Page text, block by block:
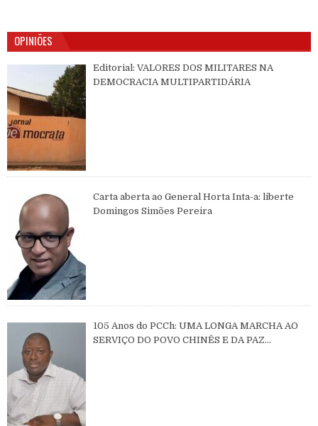
OPINIÕES
Editorial: VALORES DOS MILITARES NA
DEMOCRACIA MULTIPARTIDÁRIA
Carta aberta ao General Horta Inta-a: liberte
Domingos Simões Pereira
105 Anos do PCCh: UMA LONGA MARCHA AO
SERVIÇO DO POVO CHINÊS E DA PAZ